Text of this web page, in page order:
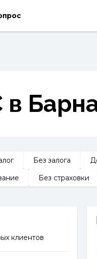
Без залога
Без страховки
клиентов